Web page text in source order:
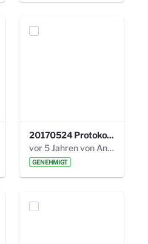
20170524 Protokoll 20. Steuerungskreis.pdf
vor 5 Jahren von Anni Schlumberger
GENEHMIGT